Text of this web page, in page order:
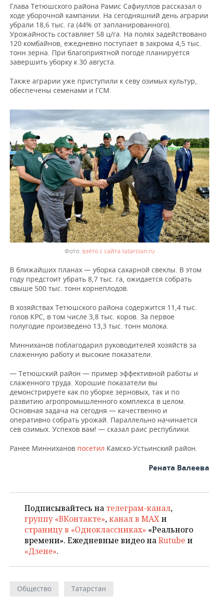
ВОДНЫЕ ВИДЫ СПОРТА
ХОККЕЙ С МЯЧОМ
ОБРАЗОВАНИЕ
ПРОИСШЕСТВИЯ
Глава Тетюшского района Рамис Сафиуллов рассказал о
ходе уборочной кампании. На сегодняшний день аграрии
убрали 18,6 тыс. га (44% от запланированного).
Урожайность составляет 58 ц/га. На полях задействовано
120 комбайнов, ежедневно поступает в закрома 4,5 тыс.
тонн зерна. При благоприятной погоде планируется
завершить уборку к 30 августа.
Также аграрии уже приступили к севу озимых культур,
обеспечены семенами и ГСМ.
взято с сайта tatarstan.ru
В ближайших планах — уборка сахарной свеклы. В этом
году предстоит убрать 8,7 тыс. га, ожидается собрать
свыше 500 тыс. тонн корнеплодов.
В хозяйствах Тетюшского района содержится 11,4 тыс.
голов КРС, в том числе 3,8 тыс. коров. За первое
полугодие произведено 13,3 тыс. тонн молока.
Минниханов поблагодарил руководителей хозяйств за
слаженную работу и высокие показатели.
— Тетюшский район — пример эффективной работы и
слаженного труда. Хорошие показатели вы
демонстрируете как по уборке зерновых, так и по
развитию агропромышленного комплекса в целом.
Основная задача на сегодня — качественно и
оперативно собрать урожай. Параллельно начинается
сев озимых. Успехов вам! — сказал раис республики.
Ранее Минниханов посетил Камско-Устьинский район.
Рената Валеева
Подписывайтесь на телеграм-канал,
группу «ВКонтакте»,канал в MAXи
страницу в «Одноклассниках» «Реального
времени». Ежедневные видео наRutube и
«Дзене».
Общество Татарстан